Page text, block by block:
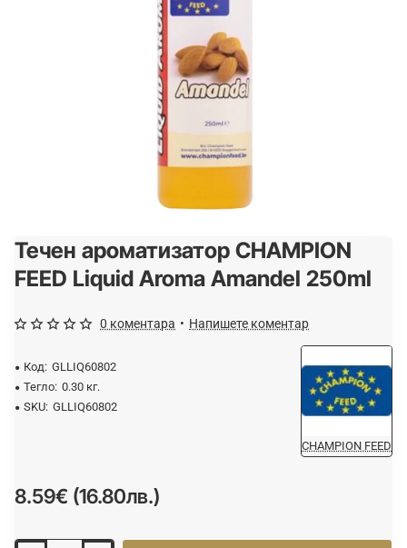
Течен ароматизатор CHAMPION
FEED Liquid Aroma Amandel 250ml
Код: GLLIQ60802
Тегло: 0.30 кг.
SKU: GLLIQ60802
CHAMPION FEED
0 коментара • Напишете коментар
8.59€ (16.80лв.)